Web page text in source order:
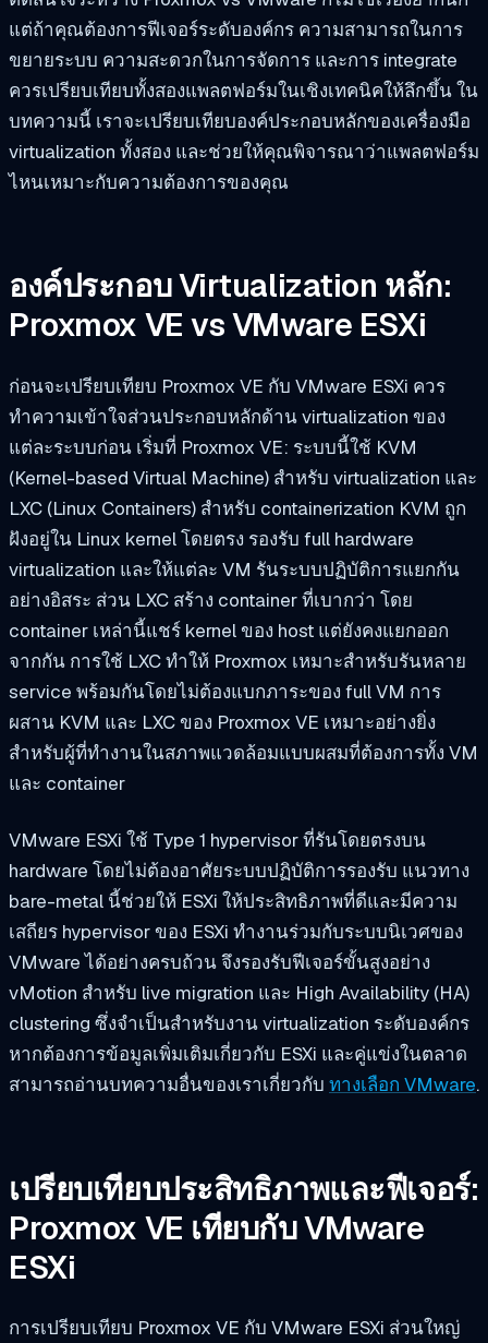
แต่ถ้าคุณต้องการฟีเจอร์ระดับองค์กร ความสามารถในการ
ขยายระบบ ความสะดวกในการจัดการ และการ integrate
ควรเปรียบเทียบทั้งสองแพลตฟอร์มในเชิงเทคนิคให้ลึกขึ้น ใน
บทความนี้ เราจะเปรียบเทียบองค์ประกอบหลักของเครื่องมือ
virtualization ทั้งสอง และช่วยให้คุณพิจารณาว่าแพลตฟอร์ม
ไหนเหมาะกับความต้องการของคุณ
องค์ประกอบ Virtualization หลัก:
Proxmox VE vs VMware ESXi
ก่อนจะเปรียบเทียบ Proxmox VE กับ VMware ESXi ควร
ทำความเข้าใจส่วนประกอบหลักด้าน virtualization ของ
แต่ละระบบก่อน เริ่มที่ Proxmox VE: ระบบนี้ใช้ KVM
(Kernel-based Virtual Machine) สำหรับ virtualization และ
LXC (Linux Containers) สำหรับ containerization KVM ถูก
ฝังอยู่ใน Linux kernel โดยตรง รองรับ full hardware
virtualization และให้แต่ละ VM รันระบบปฏิบัติการแยกกัน
อย่างอิสระ ส่วน LXC สร้าง container ที่เบากว่า โดย
container เหล่านี้แชร์ kernel ของ host แต่ยังคงแยกออก
จากกัน การใช้ LXC ทำให้ Proxmox เหมาะสำหรับรันหลาย
service พร้อมกันโดยไม่ต้องแบกภาระของ full VM การ
ผสาน KVM และ LXC ของ Proxmox VE เหมาะอย่างยิ่ง
สำหรับผู้ที่ทำงานในสภาพแวดล้อมแบบผสมที่ต้องการทั้ง VM
และ container
VMware ESXi ใช้ Type 1 hypervisor ที่รันโดยตรงบน
hardware โดยไม่ต้องอาศัยระบบปฏิบัติการรองรับ แนวทาง
bare-metal นี้ช่วยให้ ESXi ให้ประสิทธิภาพที่ดีและมีความ
เสถียร hypervisor ของ ESXi ทำงานร่วมกับระบบนิเวศของ
VMware ได้อย่างครบถ้วน จึงรองรับฟีเจอร์ขั้นสูงอย่าง
vMotion สำหรับ live migration และ High Availability (HA)
clustering ซึ่งจำเป็นสำหรับงาน virtualization ระดับองค์กร
หากต้องการข้อมูลเพิ่มเติมเกี่ยวกับ ESXi และคู่แข่งในตลาด
สามารถอ่านบทความอื่นของเราเกี่ยวกับ ทางเลือก VMware.
เปรียบเทียบประสิทธิภาพและฟีเจอร์:
Proxmox VE เทียบกับ VMware
ESXi
การเปรียบเทียบ Proxmox VE กับ VMware ESXi ส่วนใหญ่